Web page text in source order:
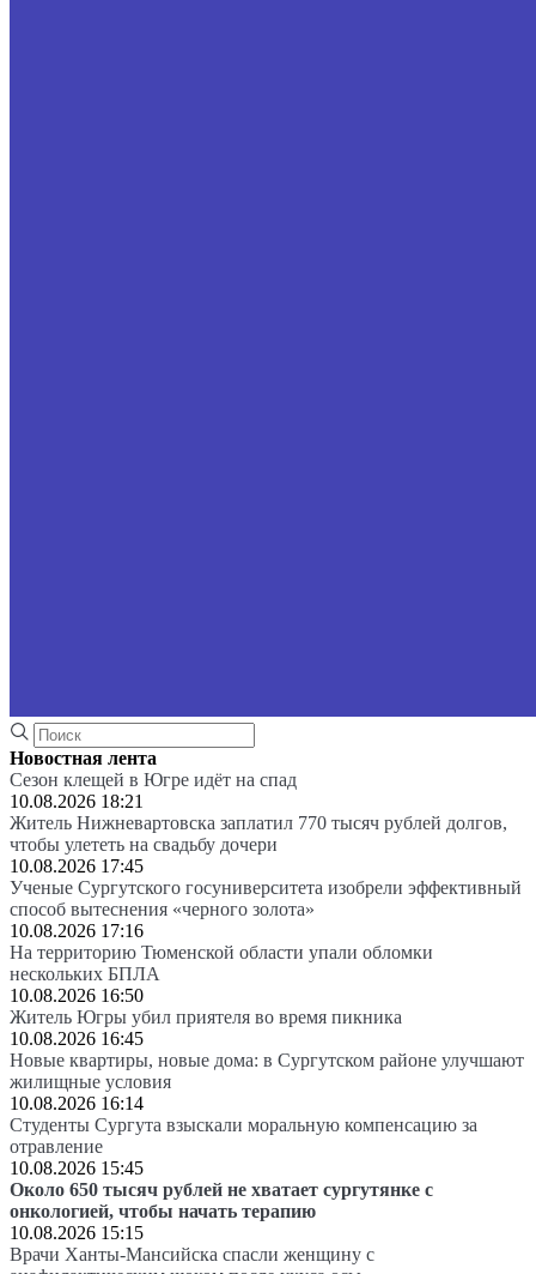
Новостная лента
Сезон клещей в Югре идёт на спад
10.08.2026 18:21
Житель Нижневартовска заплатил 770 тысяч рублей долгов,
чтобы улететь на свадьбу дочери
10.08.2026 17:45
Ученые Сургутского госуниверситета изобрели эффективный
способ вытеснения «черного золота»
10.08.2026 17:16
На территорию Тюменской области упали обломки
нескольких БПЛА
10.08.2026 16:50
Житель Югры убил приятеля во время пикника
10.08.2026 16:45
Новые квартиры, новые дома: в Сургутском районе улучшают
жилищные условия
10.08.2026 16:14
Студенты Сургута взыскали моральную компенсацию за
отравление
10.08.2026 15:45
Около 650 тысяч рублей не хватает сургутянке с
онкологией, чтобы начать терапию
10.08.2026 15:15
Врачи Ханты-Мансийска спасли женщину с